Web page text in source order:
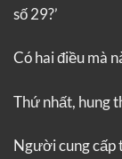
số 29?’
Có hai điều mà
Thứ nhất, hung
Người cung cấp